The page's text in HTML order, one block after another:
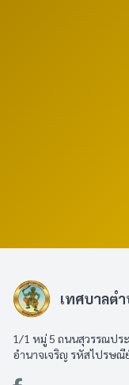
เทศบาลต
1/1 หมู่ 5 ถนนสุวรรณปร
อำนาจเจริญ รหัสไปรษณี